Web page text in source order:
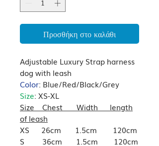
Προσθήκη στο καλάθι
Adjustable Luxury Strap harness
dog with leash
Color: Blue/Red/Black/Grey
Size: XS-XL
Size Chest Width length
of leash
XS 26cm 1.5cm 120cm
S 36cm 1.5cm 120cm